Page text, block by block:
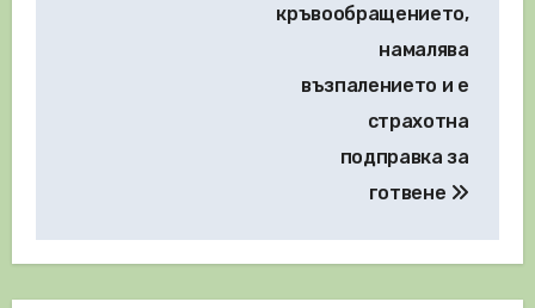
кръвообращението,
намалява
възпалението и е
страхотна
подправка за
готвене